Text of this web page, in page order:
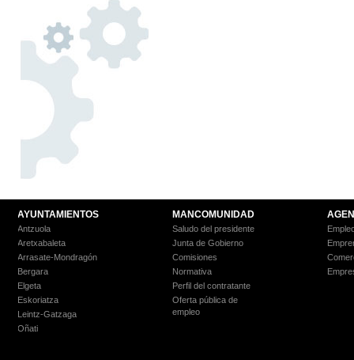
AYUNTAMIENTOS
Antzuola
Aretxabaleta
Arrasate-Mondragón
Bergara
Elgeta
Eskoriatza
Leintz-Gatzaga
Oñati
MANCOMUNIDAD
Saludo del presidente
Junta de Gobierno
Comisiones
Normativa
Perfil del contratante
Oferta pública de
empleo